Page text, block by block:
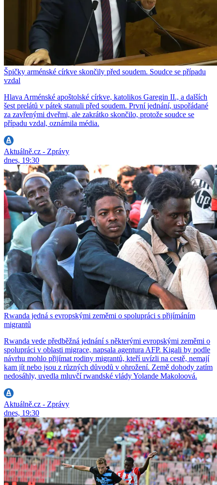
Špičky arménské církve skončily před soudem. Soudce se případu
vzdal
Hlava Arménské apoštolské církve, katolikos Garegin II., a dalších
šest prelátů v pátek stanuli před soudem. První jednání, uspořádané
za zavřenými dveřmi, ale zakrátko skončilo, protože soudce se
případu vzdal, oznámila média.
Aktuálně.cz - Zprávy
dnes, 19:30
Rwanda jedná s evropskými zeměmi o spolupráci s přijímáním
migrantů
Rwanda vede předběžná jednání s některými evropskými zeměmi o
spolupráci v oblasti migrace, napsala agentura AFP. Kigali by podle
návrhu mohlo přijímat rodiny migrantů, kteří uvízli na cestě, nemají
kam jít nebo jsou z různých důvodů v ohrožení. Země dohody zatím
nedosáhly, uvedla mluvčí rwandské vlády Yolande Makoloová.
Aktuálně.cz - Zprávy
dnes, 19:30